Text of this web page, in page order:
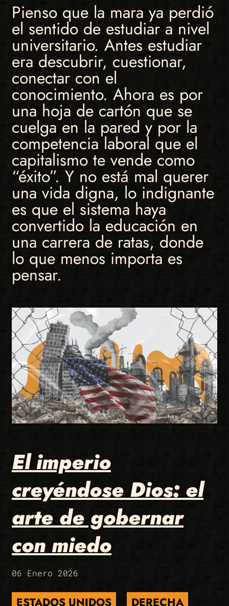
Pienso que la mara ya perdió
el sentido de estudiar a nivel
universitario. Antes estudiar
era descubrir, cuestionar,
conectar con el
conocimiento. Ahora es por
una hoja de cartón que se
cuelga en la pared y por la
competencia laboral que el
capitalismo te vende como
“éxito”. Y no está mal querer
una vida digna, lo indignante
es que el sistema haya
convertido la educación en
una carrera de ratas, donde
lo que menos importa es
pensar.
El imperio
creyéndose Dios: el
arte de gobernar
con miedo
06 Enero 2026
ESTADOS UNIDOS DERECHA